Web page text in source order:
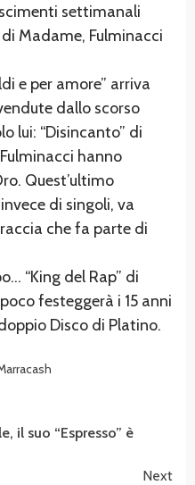
settimanali
Madame, Fulminacci
e per amore” arriva
dallo scorso
lui: “Disincanto” di
hanno
Quest’ultimo
di singoli, va
che fa parte di
“King del Rap” di
festeggerà i 15 anni
Disco di Platino.
il suo “Espresso” è
Next